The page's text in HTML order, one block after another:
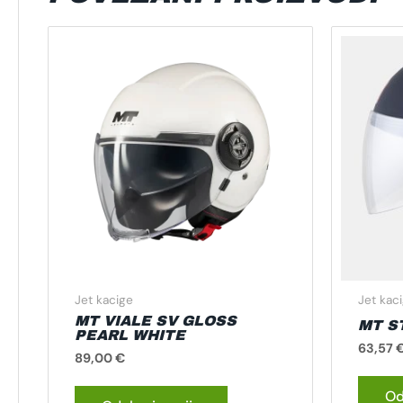
Jet kacige
MT VIALE SV GLOSS
PEARL WHITE
89,00€
ima
varijanti.
Opcije
se
mogu
odabrati
Jet
MT
63,57